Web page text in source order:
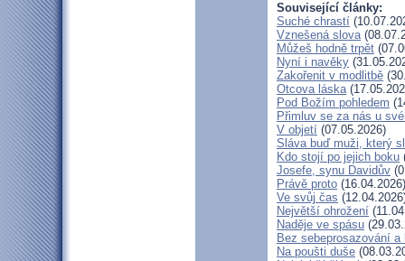
Související články:
Suché chrastí
Vznešená slova
Můžeš hodně trpět
Nyní i navěky
Zakořenit v modlitbě
Otcova láska
Pod Božím pohledem
Přimluv se za nás u
V objetí (07.05.2026)
Sláva buď muži, který
Kdo stojí po jejich boku
Josefe, synu Davidův
Právě proto (16.04.2026)
Ve svůj čas
Největší ohrožení
Naděje ve spásu
Bez sebeprosazování
Na poušti duše